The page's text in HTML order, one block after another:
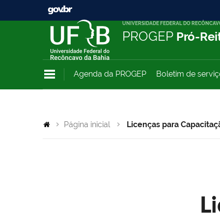
UNIVERSIDADE FEDERAL DO
PROGEP Pró-
Agenda da PROGEP Boletim de
Página inicial Licenças para